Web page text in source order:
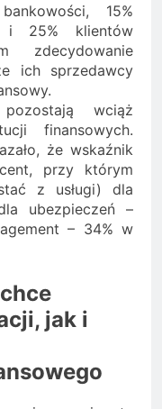
15%
i 25% klientów
zdecydowanie
ich sprzedawcy
wciąż
finansowych.
że wskaźnik
przy którym
z usługi) dla
ubezpieczeń –
– 34% w
jak i